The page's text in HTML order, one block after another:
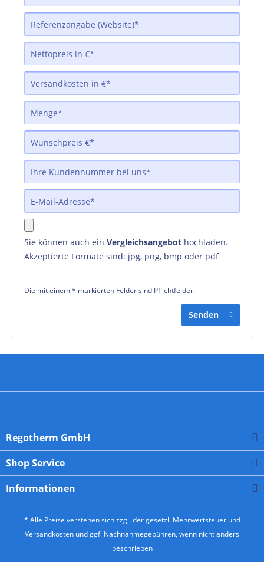
Sie können auch ein Vergleichsangebot hochladen.
Akzeptierte Formate sind: jpg, png, bmp oder pdf
Die mit einem * markierten Felder sind Pflichtfelder.
Senden
Regotherm GmbH
Shop Service
Informationen
* Alle Preise verstehen sich zzgl. der gesetzl. Mehrwertsteuer und
Versandkosten und ggf. Nachnahmegebühren, wenn nicht anders
beschrieben